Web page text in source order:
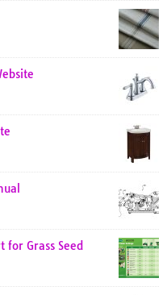
for Grass Seed